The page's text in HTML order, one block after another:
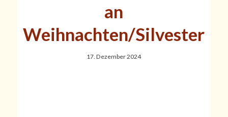
an
Weihnachten/Silvester
17. Dezember 2024